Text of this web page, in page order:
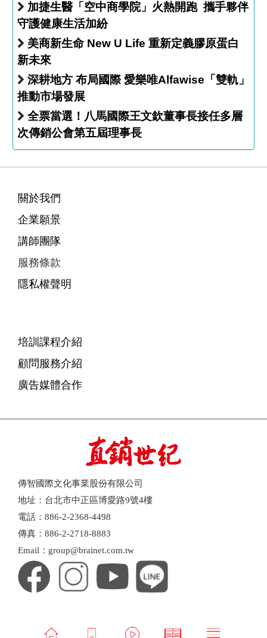
加捷生醫「空中商學院」火熱開跑 攜手夥伴
守護健康生活加紛
美商新生命 New U Life 重新定義膠原蛋白
新未來
深耕地方 布局國際 愛樂唯Alfawise「雙軌」
推動市場發展
全票當選！八馬國際王文欽董事長接任多層
次傳銷公會第五屆理事長
關於我們
企業願景
講師團隊
服務條款
隱私權聲明
培訓課程介紹
顧問服務介紹
廣告媒體合作
傳智國際文化事業股份有限公司
地址：台北市中正區博愛路9號4樓
電話：886-2-2368-4498
傳真：886-2-2718-8883
Email：group@brainet.com.tw